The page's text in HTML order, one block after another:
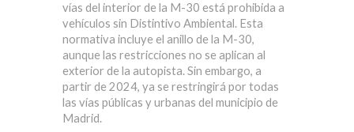
vías del interior de la M-30 está prohibida a
vehículos sin Distintivo Ambiental. Esta
normativa incluye el anillo de la M-30,
aunque las restricciones no se aplican al
exterior de la autopista. Sin embargo, a
partir de 2024, ya se restringirá por todas
las vías públicas y urbanas del municipio de
Madrid.